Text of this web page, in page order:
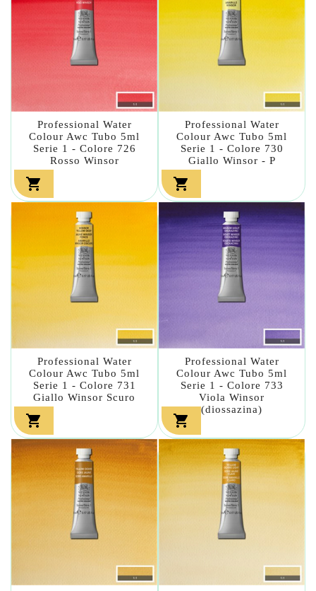
Professional Water
Colour Awc Tubo 5ml
Serie 1 - Colore 726
Rosso Winsor

Professional Water
Colour Awc Tubo 5ml
Serie 1 - Colore 730
Giallo Winsor - P

Professional Water
Colour Awc Tubo 5ml
Serie 1 - Colore 731
Giallo Winsor Scuro

Professional Water
Colour Awc Tubo 5ml
Serie 1 - Colore 733
Viola Winsor
(diossazina)
